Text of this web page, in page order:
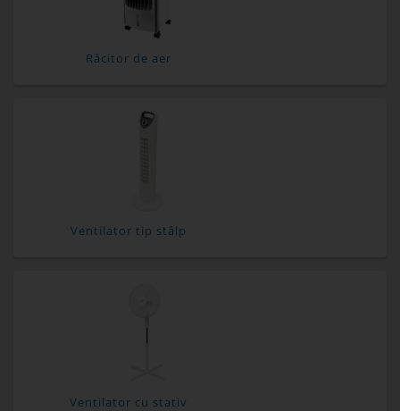
Răcitor de aer
Ventilator tip stâlp
Ventilator cu stativ